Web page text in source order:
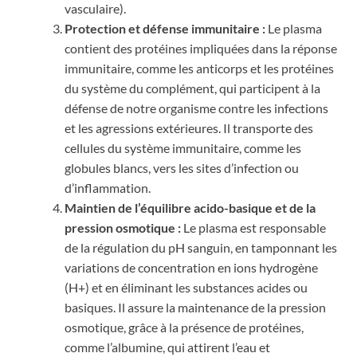
vasculaire).
Protection et défense immunitaire : Le plasma
contient des protéines impliquées dans la réponse
immunitaire, comme les anticorps et les protéines
du système du complément, qui participent à la
défense de notre organisme contre les infections
et les agressions extérieures. Il transporte des
cellules du système immunitaire, comme les
globules blancs, vers les sites d’infection ou
d’inflammation.
Maintien de l’équilibre acido-basique et de la
pression osmotique : Le plasma est responsable
de la régulation du pH sanguin, en tamponnant les
variations de concentration en ions hydrogène
(H+) et en éliminant les substances acides ou
basiques. Il assure la maintenance de la pression
osmotique, grâce à la présence de protéines,
comme l’albumine, qui attirent l’eau et